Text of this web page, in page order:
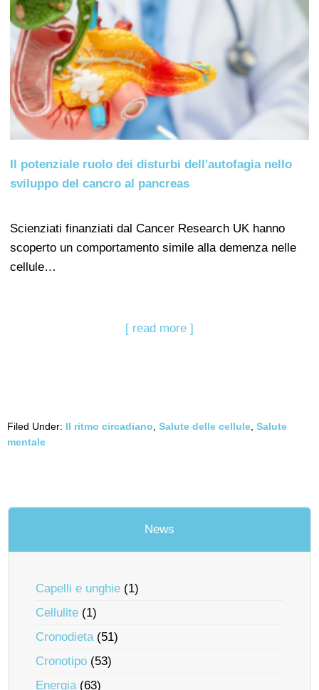
Il potenziale ruolo dei disturbi dell'autofagia nello
sviluppo del cancro al pancreas
Scienziati finanziati dal Cancer Research UK hanno
scoperto un comportamento simile alla demenza nelle
cellule…
[ read more ]
Filed Under: Il ritmo circadiano Salute delle cellule Salute
mentale
News
Capelli e unghie (1)
Cellulite (1)
Cronodieta(51)
Cronotipo (53)
Energia(63)